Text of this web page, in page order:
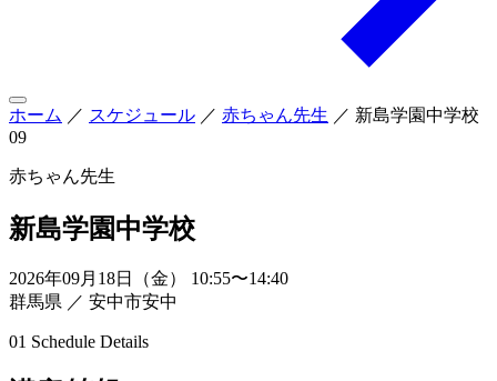
ホーム ／ スケジュール ／ 赤ちゃん先生 ／ 新島学園中学校
09
赤ちゃん先生
新島学園中学校
2026年09月18日（金） 10:55〜14:40
群馬県 ／ 安中市安中
01 Schedule Details